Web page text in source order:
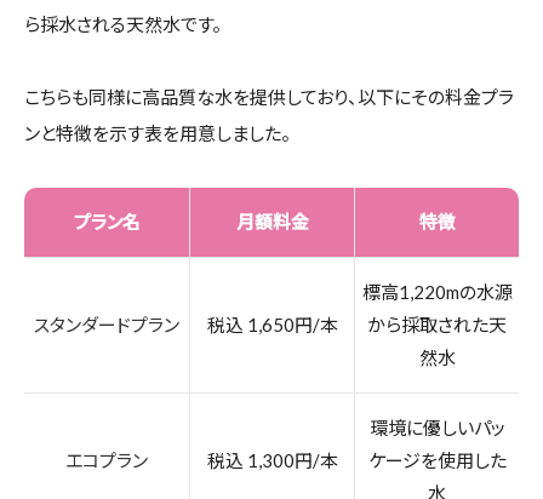
ら採水される天然水です。
こちらも同様に高品質な水を提供しており、以下にその料金プラ
ンと特徴を示す表を用意しました。
プラン名 月額料金 特徴
スタンダードプラン 税込 1,650円/本
標高1,220mの水源
から採取された天
然水
エコプラン 税込 1,300円/本
環境に優しいパッ
ケージを使用した
水